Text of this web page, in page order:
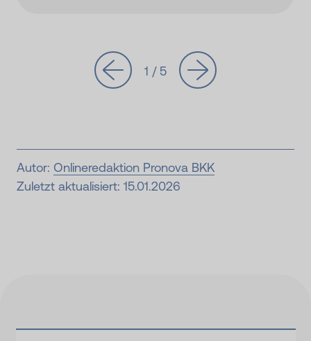
1 / 5
Autor: Onlineredaktion Pronova BKK
Zuletzt aktualisiert: 15.01.2026